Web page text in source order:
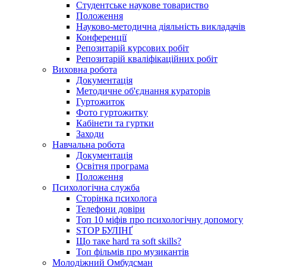
Студентське наукове товариство
Положення
Науково-методична діяльність викладачів
Конференції
Репозитарій курсових робіт
Репозитарій кваліфікаційних робіт
Виховна робота
Документація
Методичне об'єднання кураторів
Гуртожиток
Фото гуртожитку
Кабінети та гуртки
Заходи
Навчальна робота
Документація
Освітня програма
Положення
Психологічна служба
Сторінка психолога
Телефони довіри
Топ 10 міфів про психологічну допомогу
STOP БУЛІНҐ
Що таке hard та soft skills?
Топ фільмів про музикантів
Молодіжний Омбудсман